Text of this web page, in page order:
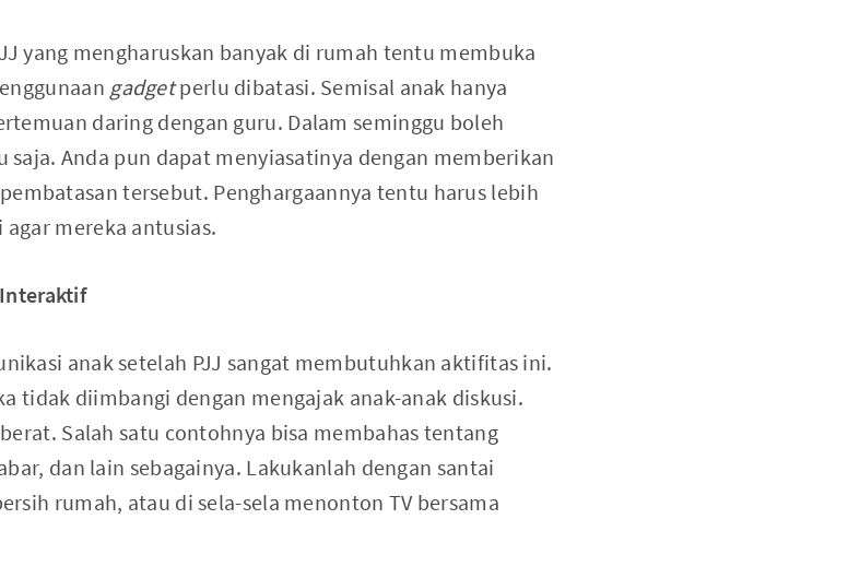
yang mengharuskan banyak di rumah tentu membuka
gadgetperlu dibatasi. Semisal anak hanya
daring dengan guru. Dalam seminggu boleh
Anda pun dapat menyiasatinya dengan memberikan
tersebut. Penghargaannya tentu harus lebih
mereka antusias.
anak setelah PJJ sangat membutuhkan aktifitas ini.
tidak diimbangi dengan mengajak anak-anak diskusi.
Salah satu contohnya bisa membahas tentang
dan lain sebagainya. Lakukanlah dengan santai
rumah, atau di sela-sela menonton TV bersama